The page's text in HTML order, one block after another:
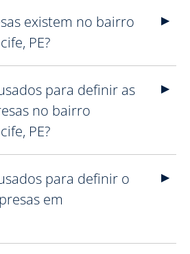
existem no bairro
PE?
para definir as
no bairro
PE?
para definir o
em